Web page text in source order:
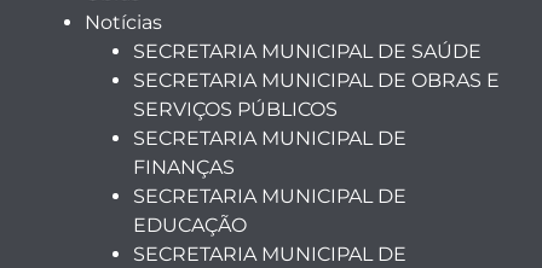
Notícias
SECRETARIA MUNICIPAL DE SAÚDE
SECRETARIA MUNICIPAL DE OBRAS E
SERVIÇOS PÚBLICOS
SECRETARIA MUNICIPAL DE
FINANÇAS
SECRETARIA MUNICIPAL DE
EDUCAÇÃO
SECRETARIA MUNICIPAL DE